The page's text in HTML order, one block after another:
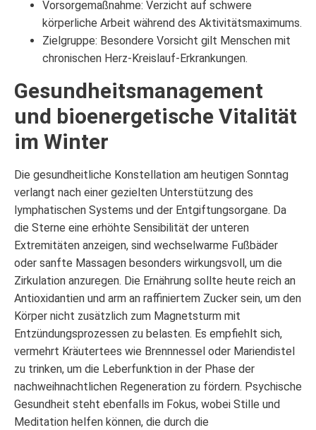
Vorsorgemaßnahme: Verzicht auf schwere
körperliche Arbeit während des Aktivitätsmaximums.
Zielgruppe: Besondere Vorsicht gilt Menschen mit
chronischen Herz-Kreislauf-Erkrankungen.
Gesundheitsmanagement
und bioenergetische Vitalität
im Winter
Die gesundheitliche Konstellation am heutigen Sonntag
verlangt nach einer gezielten Unterstützung des
lymphatischen Systems und der Entgiftungsorgane. Da
die Sterne eine erhöhte Sensibilität der unteren
Extremitäten anzeigen, sind wechselwarme Fußbäder
oder sanfte Massagen besonders wirkungsvoll, um die
Zirkulation anzuregen. Die Ernährung sollte heute reich an
Antioxidantien und arm an raffiniertem Zucker sein, um den
Körper nicht zusätzlich zum Magnetsturm mit
Entzündungsprozessen zu belasten. Es empfiehlt sich,
vermehrt Kräutertees wie Brennnessel oder Mariendistel
zu trinken, um die Leberfunktion in der Phase der
nachweihnachtlichen Regeneration zu fördern. Psychische
Gesundheit steht ebenfalls im Fokus, wobei Stille und
Meditation helfen können, die durch die